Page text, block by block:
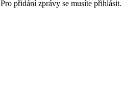
Pro přidání zprávy se musíte přihlásit.